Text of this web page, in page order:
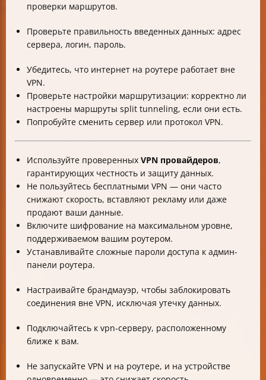
проверки маршрутов.
Проверьте правильность введенных данных: адрес
сервера, логин, пароль.
Убедитесь, что интернет на роутере работает вне
VPN.
Проверьте настройки маршрутизации: корректно ли
настроены маршруты split tunneling, если они есть.
Попробуйте сменить сервер или протокол VPN.
Используйте проверенных VPN провайдеров,
гарантирующих честность и защиту данных.
Не пользуйтесь бесплатными VPN — они часто
снижают скорость, вставляют рекламу или даже
продают ваши данные.
Включите шифрование на максимальном уровне,
поддерживаемом вашим роутером.
Устанавливайте сложные пароли доступа к админ-
панели роутера.
Настраивайте брандмауэр, чтобы заблокировать
соединения вне VPN, исключая утечку данных.
Подключайтесь к vpn-серверу, расположенному
ближе к вам.
Не запускайте VPN и на роутере, и на устройстве